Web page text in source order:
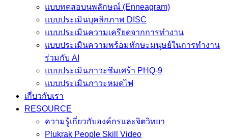
แบบทดสอบนพลักษณ์ (Enneagram)
แบบประเมินบุคลิกภาพ DISC
แบบประเมินความเครียดจากการทำงาน
แบบประเมินความพร้อมทักษะมนุษย์ในการทำงาน
ร่วมกับ AI
แบบประเมินภาวะซึมเศร้า PHQ-9
แบบประเมินภาวะหมดไฟ
เกี่บวกับเรา
RESOURCE
ความรู้เกี่ยวกับองค์กรและจิตวิทยา
Plukrak People Skill Video